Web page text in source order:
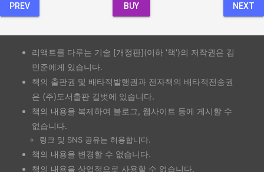
PREV BUY NEXT
리액트를 다루는 기술 [개정판](이하 '책')의 저작권은 김
민준에게 있습니다.
책의 출판권 및 배타적발행권과 전자책의 배타적전송권
은 (주)도서출판 길벗에 있습니다.
책의 내용을 복제하여 블로그, 웹사이트 등에 게시할 수
없습니다.
링크 및 SNS 공유는 허용합니다.
책의 내용을 변경할 수 없습니다.
책의 내용을 상업적으로 사용할 수 없습니다.